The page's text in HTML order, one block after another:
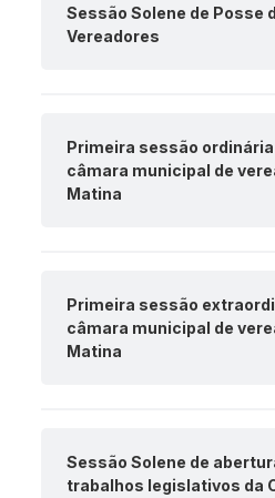
Sessão Solene de Posse
Vereadores
Primeira sessão ordinária
câmara municipal de
Matina
Primeira sessão
câmara municipal de
Matina
Sessão Solene de
trabalhos legislativos da